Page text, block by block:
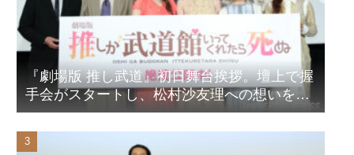
『劇場版 推し武道』初日舞台挨拶。壇上で握
手会がスタートし、松村沙友理への想いをア
ピール！？